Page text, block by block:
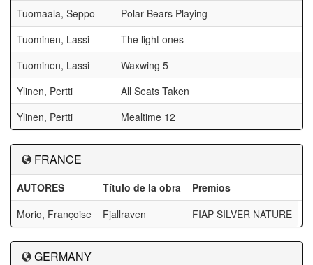
Tuomaala, Seppo
Polar Bears Playing
Tuominen, Lassi
The light ones
Tuominen, Lassi
Waxwing 5
Ylinen, Pertti
All Seats Taken
Ylinen, Pertti
Mealtime 12
FRANCE
AUTORES Título de la obra
Premios
Morio, Françoise
Fjallraven FIAP SILVER NATURE
GERMANY